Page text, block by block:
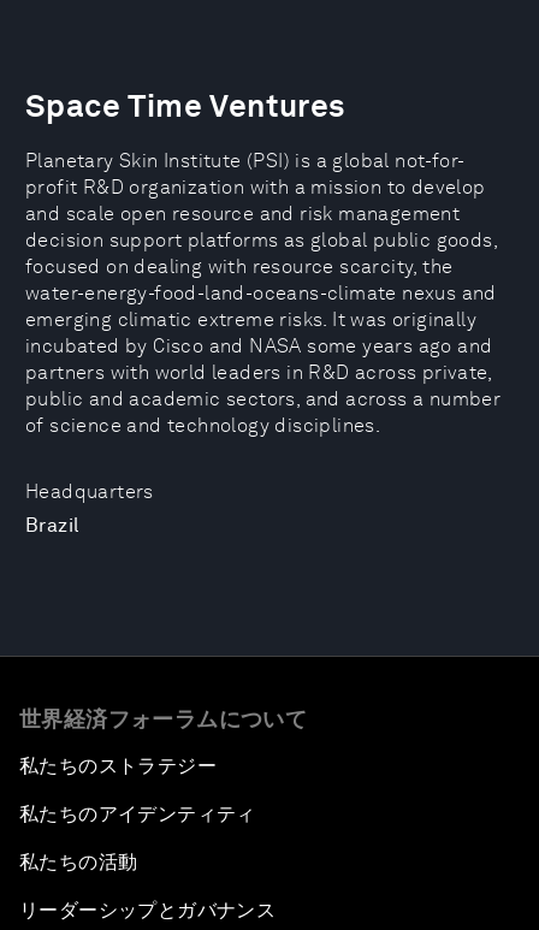
Headquarters
Brazil
Space Time Ventures
Planetary Skin Institute (PSI) is a global not-for-
profit R&D organization with a mission to develop
and scale open resource and risk management
decision support platforms as global public goods,
focused on dealing with resource scarcity, the
water-energy-food-land-oceans-climate nexus and
emerging climatic extreme risks. It was originally
incubated by Cisco and NASA some years ago and
partners with world leaders in R&D across private,
public and academic sectors, and across a number
of science and technology disciplines.
世界経済フォーラムについて
私たちのストラテジー
私たちのアイデンティティ
私たちの活動
リーダーシップとガバナンス